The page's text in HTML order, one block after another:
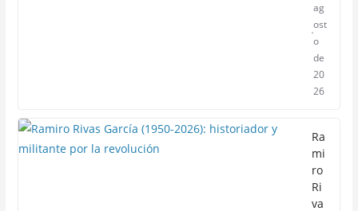
ag
ost
o
de
20
26
Ra
mi
ro
Ri
va